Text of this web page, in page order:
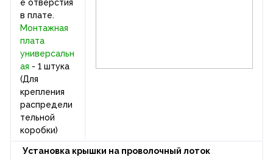
е отверстия
в плате.
Монтажная
плата
универсальн
ая - 1 штука
(Для
крепления
распредели
тельной
коробки)
Установка крышки на проволочный лоток